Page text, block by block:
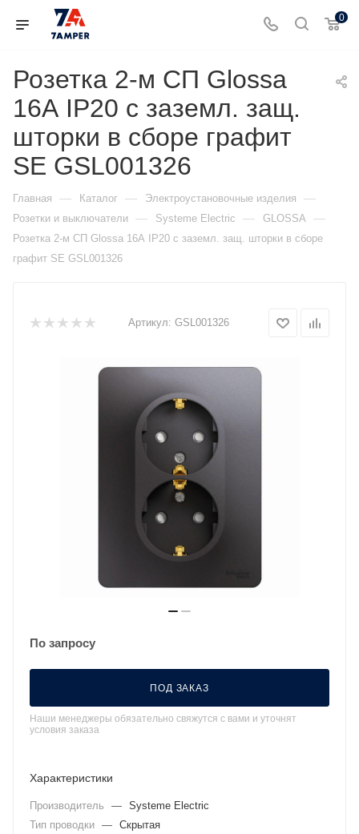
0
Розетка 2-м СП Glossa
16А IP20 с заземл. защ.
шторки в сборе графит
SE GSL001326
Главная — Каталог — Электроустановочные изделия —
Розетки и выключатели — Systeme Electric — GLOSSA —
Розетка 2-м СП Glossa 16А IP20 с заземл. защ. шторки в сборе
графит SE GSL001326
Артикул: GSL001326
По запросу
ПОД ЗАКАЗ
Наши менеджеры обязательно свяжутся с вами и уточнят
условия заказа
Характеристики
Производитель — Systeme Electric
Тип проводки — Скрытая